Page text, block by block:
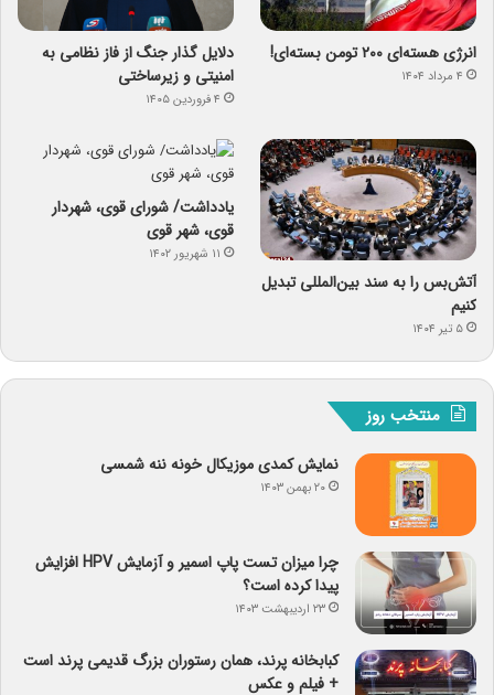
انرژی هسته‌ای ۲۰۰ تومن بسته‌ای!
۴ مرداد ۱۴۰۴
دلایل گذار جنگ از فاز نظامی به
امنیتی و زیرساختی
۴ فروردین ۱۴۰۵
آتش‌بس را به سند بین‌المللی تبدیل
کنیم
۵ تیر ۱۴۰۴
یادداشت/ شورای قوی، شهردار
قوی، شهر قوی
۱۱ شهریور ۱۴۰۲
منتخب روز
نمایش کمدی موزیکال خونه ننه شمسی
۲۰ بهمن ۱۴۰۳
چرا میزان تست پاپ اسمیر و آزمایش HPV افزایش
پیدا کرده است؟
۲۳ اردیبهشت ۱۴۰۳
کبابخانه پرند، همان رستوران بزرگ قدیمی پرند است
+ فیلم و عکس